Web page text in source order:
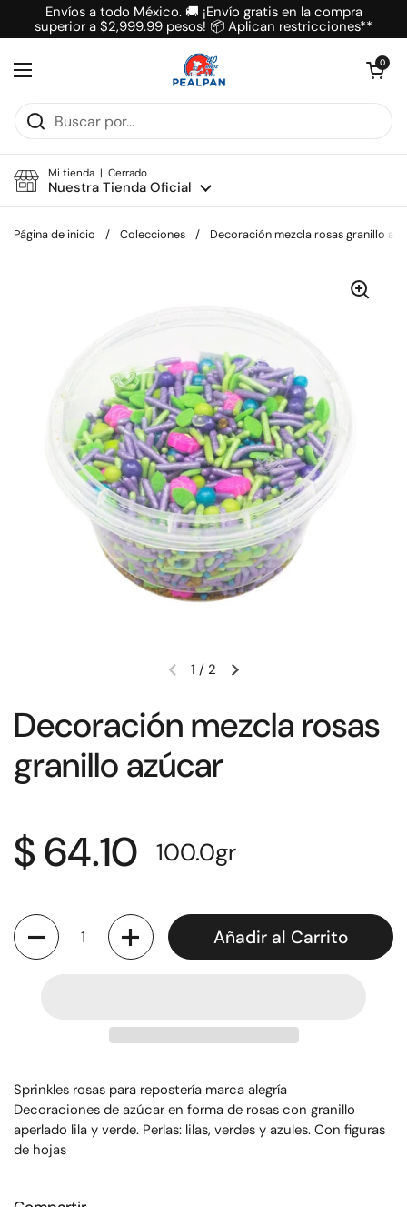
Ir al contenido
Envíos a todo México. 🚚 ¡Envío gratis en la compra
superior a $2,999.99 pesos! 📦 Aplican restricciones**
Abrir menú
Abrir carrito
0
Mi tienda | Cerrado
Nuestra Tienda Oficial
Página de inicio / Colecciones / Decoración mezcla rosas granillo
1 / 2
Decoración mezcla rosas
granillo azúcar
$ 64.10 100.0gr
Cantidad
Añadir al Carrito
Sprinkles rosas para repostería marca alegría
Decoraciones de azúcar en forma de rosas con granillo
aperlado lila y verde. Perlas: lilas, verdes y azules. Con figuras
de hojas